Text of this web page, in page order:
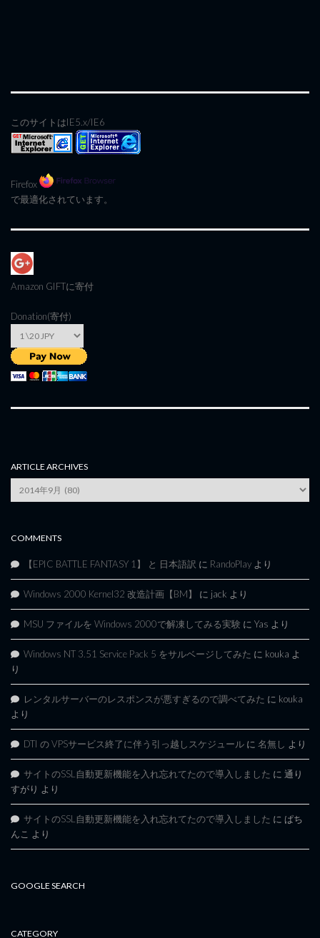
このサイトはIE5.x/IE6
Firefox
で最適化されています。
Amazon GIFTに寄付
Donation(寄付)
ARTICLE ARCHIVES
Archives
COMMENTS
【EPIC BATTLE FANTASY 1】 と 日本語訳 に RandoPlay より
Windows 2000 Kernel32 改造計画【BM】 に jack より
MSU ファイルを Windows 2000で解凍してみる実験 に Yas より
Windows NT 3.51 Service Pack 5 をサルベージしてみた に kouka よ
り
レンタルサーバーのレスポンスが悪すぎるので調べてみた に kouka
より
DTI の VPSサービス終了に伴う引っ越しスケジュール に 名無し より
サイトのSSL自動更新機能を入れ忘れてたので導入しました に 通り
すがり より
サイトのSSL自動更新機能を入れ忘れてたので導入しました に ぱち
んこ より
GOOGLE SEARCH
CATEGORY